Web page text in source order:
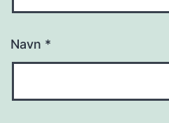
Navn *